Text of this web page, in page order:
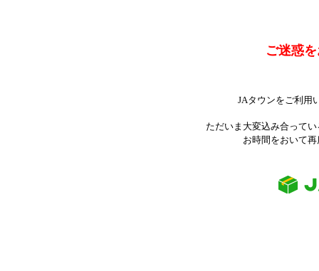
ご迷惑
JAタウンをご利用
ただいま大変込み合って
お時間をおいて